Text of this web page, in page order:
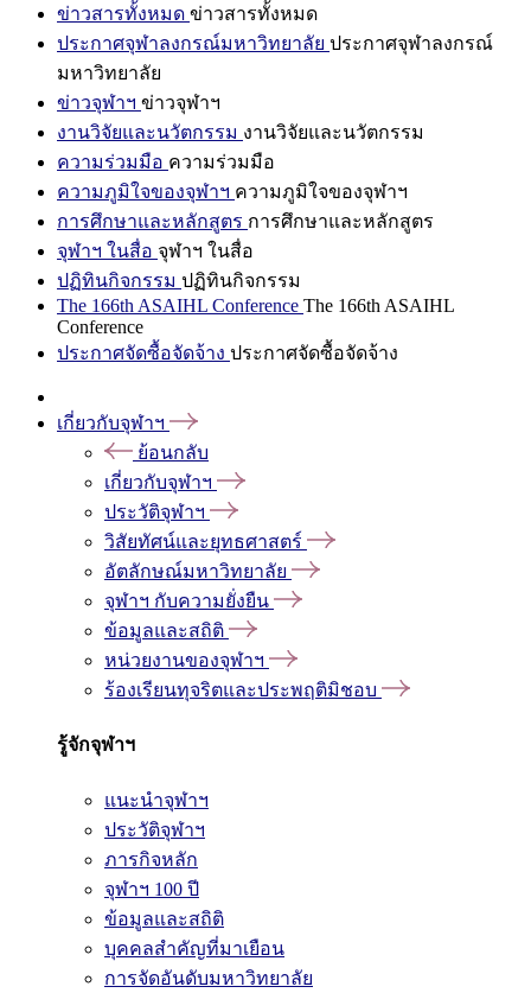
ข่าวสารทั้งหมด ข่าวสารทั้งหมด
ประกาศจุฬาลงกรณ์มหาวิทยาลัย ประกาศจุฬาลงกรณ์
มหาวิทยาลัย
ข่าวจุฬาฯ ข่าวจุฬาฯ
งานวิจัยและนวัตกรรม งานวิจัยและนวัตกรรม
ความร่วมมือ ความร่วมมือ
ความภูมิใจของจุฬาฯ ความภูมิใจของจุฬาฯ
การศึกษาและหลักสูตร การศึกษาและหลักสูตร
จุฬาฯ ในสื่อ จุฬาฯ ในสื่อ
ปฏิทินกิจกรรม ปฏิทินกิจกรรม
The 166th ASAIHL Conference The 166th ASAIHL
Conference
ประกาศจัดซื้อจัดจ้าง ประกาศจัดซื้อจัดจ้าง
เกี่ยวกับจุฬาฯ
ย้อนกลับ
เกี่ยวกับจุฬาฯ
ประวัติจุฬาฯ
วิสัยทัศน์และยุทธศาสตร์
อัตลักษณ์มหาวิทยาลัย
จุฬาฯ กับความยั่งยืน
ข้อมูลและสถิติ
หน่วยงานของจุฬาฯ
ร้องเรียนทุจริตและประพฤติมิชอบ
รู้จักจุฬาฯ
แนะนำจุฬาฯ
ประวัติจุฬาฯ
ภารกิจหลัก
จุฬาฯ 100 ปี
ข้อมูลและสถิติ
บุคคลสำคัญที่มาเยือน
การจัดอันดับมหาวิทยาลัย